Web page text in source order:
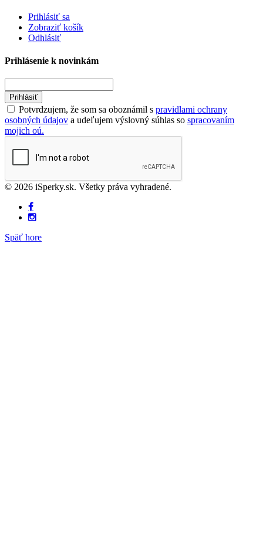
Prihlásiť sa
Zobraziť košík
Odhlásiť
Prihlásenie k novinkám
Prihlásiť
Potvrdzujem, že som sa oboznámil s pravidlami ochrany
osobných údajov a udeľujem výslovný súhlas so spracovaním
mojich oú.
© 2026 iSperky.sk. Všetky práva vyhradené.
Späť hore